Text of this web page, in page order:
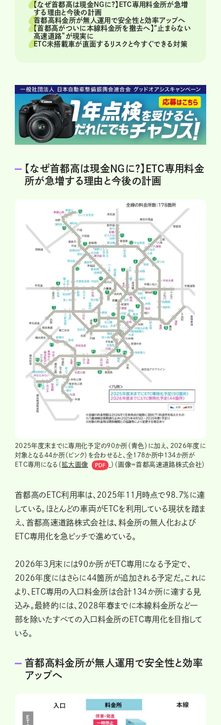
【なぜ首都高は現金NGに?】ETC専用料金所が急増
する理由と今後の計画
首都高料金所が無人運用で安全性と効率アップへ
【首都高がついに本線料金所を撤去へ】“止まらない
高速道路”が現実に
ETC未搭載車が直面するリスクと今すぐできる対策
【なぜ首都高は現金NGに?】ETC専用料金
所が急増する理由と今後の計画
2025年度末までに専用化予定の90か所（青色）に加え、2026年度に
対象となる44か所（ピンク）を合わせると、全178か所中134か所が
ETC専用になる（拡大画像 ）（画像＝首都高速道路株式会社）
首都高のETC利用率は、2025年11月時点で98.7％に達
している。ほとんどの車両がETCを利用している現状を踏ま
え、首都高速道路株式会社は、料金所の無人化および
ETC専用化を急ピッチで進めている。
2026年3月末には90か所がETC専用になる予定で、
2026年度にはさらに44箇所が追加される予定だ。これに
より、ETC専用の入口料金所は合計134か所に達する見
込み。最終的には、2028年春までに本線料金所など一
部を除いたすべての入口料金所のETC専用化を目指して
いる。
首都高料金所が無人運用で安全性と効率
アップへ